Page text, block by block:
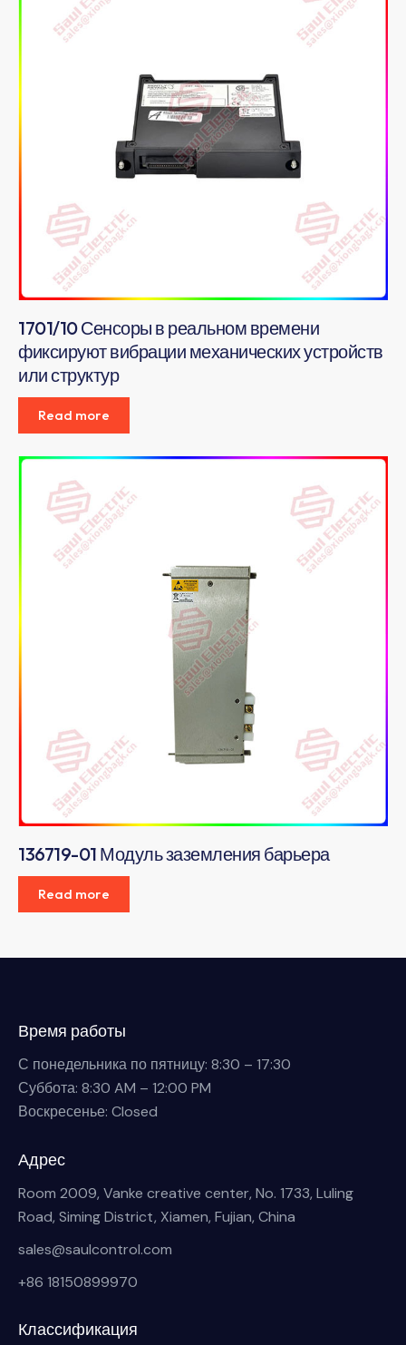
1701/10 Сенсоры в реальном времени
фиксируют вибрации механических устройств
или структур
Read more
136719-01 Модуль заземления барьера
Read more
Время работы
С понедельника по пятницу: 8:30 – 17:30
Суббота: 8:30 AM – 12:00 PM
Воскресенье: Closed
Адрес
Room 2009, Vanke creative center, No. 1733, Luling
Road, Siming District, Xiamen, Fujian, China
sales@saulcontrol.com
+86 18150899970
Классификация